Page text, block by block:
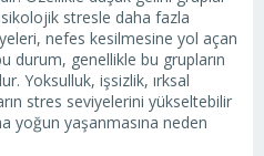
stresle daha fazla
nefes kesilmesine yol açan
durum, genellikle bu grupların
Yoksulluk, işsizlik, ırksal
stres seviyelerini yükseltebilir
yoğun yaşanmasına neden